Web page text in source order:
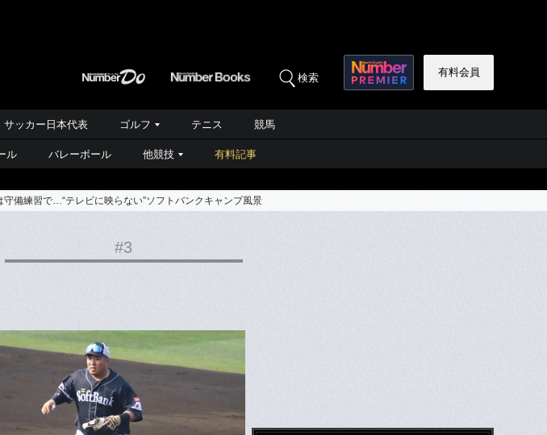
検索 有料会員
サッカー日本代表 ゴルフ テニス 競馬
ル バレーボール 他競技 有料記事
守備練習で…“テレビに映らない”ソフトバンクキャンプ風景
#3